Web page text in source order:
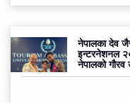
नेपालका देव
इन्टरनेशनल
नेपालको गौरव